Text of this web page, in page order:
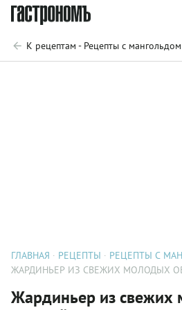
К рецептам - Рецепты с мангольдом
ГЛАВНАЯ РЕЦЕПТЫ
РЕЦЕПТЫ С
ЖАРДИНЬЕР ИЗ СВЕЖИХ
Жардиньер из свежих